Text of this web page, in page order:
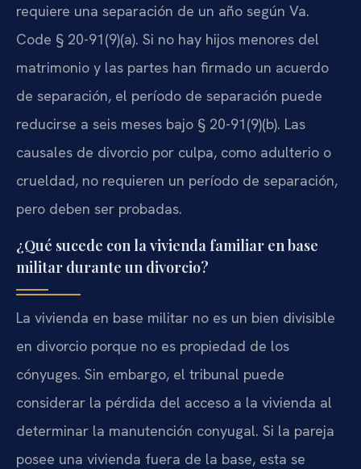
requiere una separación de un año según Va.
Code § 20-91(9)(a). Si no hay hijos menores del
matrimonio y las partes han firmado un acuerdo
de separación, el período de separación puede
reducirse a seis meses bajo § 20-91(9)(b). Las
causales de divorcio por culpa, como adulterio o
crueldad, no requieren un período de separación,
pero deben ser probadas.
¿Qué sucede con la vivienda familiar en base
militar durante un divorcio?
La vivienda en base militar no es un bien divisible
en divorcio porque no es propiedad de los
cónyuges. Sin embargo, el tribunal puede
considerar la pérdida del acceso a la vivienda al
determinar la manutención conyugal. Si la pareja
posee una vivienda fuera de la base, esta se